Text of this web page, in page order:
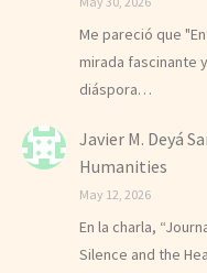
Me pareció que
mirada fascinante
diáspora…
Javier M. Deyá
Humanities
May 12, 2026
En la charla,
Silence and the